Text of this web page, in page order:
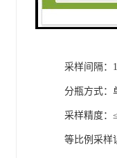
采样间隔：
分瓶方式
采样精度：
等比例采样